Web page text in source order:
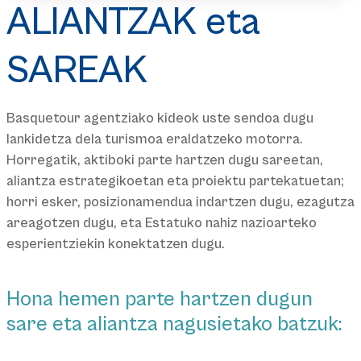
ALIANTZAK eta
SAREAK
Basquetour agentziako kideok uste sendoa dugu
lankidetza dela turismoa eraldatzeko motorra.
Horregatik, aktiboki parte hartzen dugu sareetan,
aliantza estrategikoetan eta proiektu partekatuetan;
horri esker, posizionamendua indartzen dugu, ezagutza
areagotzen dugu, eta Estatuko nahiz nazioarteko
esperientziekin konektatzen dugu.
Hona hemen parte hartzen dugun
sare eta aliantza nagusietako batzuk: